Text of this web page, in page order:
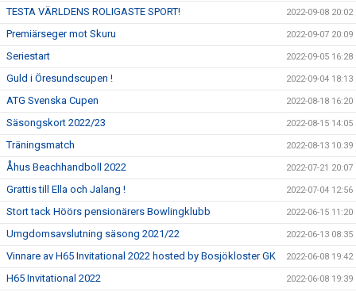
TESTA VÄRLDENS ROLIGASTE SPORT! 2022-09-08 20:02
Premiärseger mot Skuru 2022-09-07 20:09
Seriestart 2022-09-05 16:28
Guld i Öresundscupen ! 2022-09-04 18:13
ATG Svenska Cupen 2022-08-18 16:20
Säsongskort 2022/23 2022-08-15 14:05
Träningsmatch 2022-08-13 10:39
Åhus Beachhandboll 2022 2022-07-21 20:07
Grattis till Ella och Jalang ! 2022-07-04 12:56
Stort tack Höörs pensionärers Bowlingklubb 2022-06-15 11:20
Umgdomsavslutning säsong 2021/22 2022-06-13 08:35
Vinnare av H65 Invitational 2022 hosted by Bosjökloster GK 2022-06-08 19:42
H65 Invitational 2022 2022-06-08 19:39